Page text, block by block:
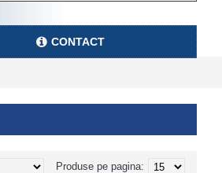
CONTACT
Produse pe pagina: